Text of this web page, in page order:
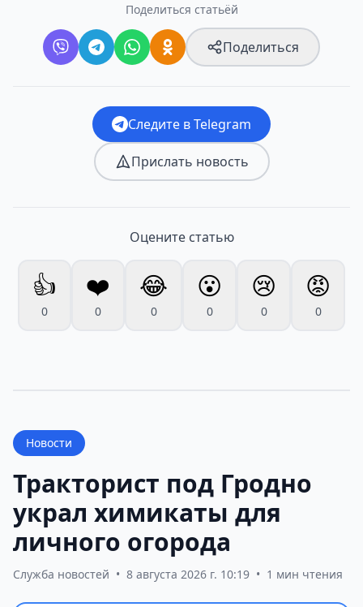
Поделиться статьёй
Поделиться
Следите в Telegram
Прислать новость
Оцените статью
👍
0
❤️
0
😂
0
😮
0
😢
0
😡
0
Новости
Тракторист под Гродно
украл химикаты для
личного огорода
Служба новостей • 8 августа 2026 г. 10:19 • 1 мин чтения